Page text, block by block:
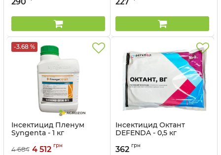
-3.68 %
Інсектицид Пленум
Syngenta - 1 кг
4 684 4 512 грн
Інсектицид Октант
DEFENDA - 0,5 кг
362 грн